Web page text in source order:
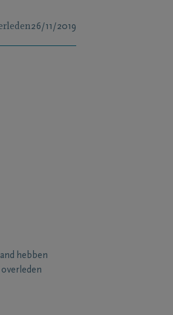
26/11/2019
hebben